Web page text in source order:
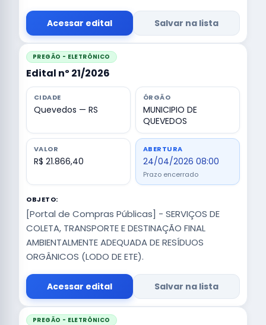
Acessar edital Salvar na lista
PREGÃO - ELETRÔNICO
Edital nº 21/2026
CIDADE
Quevedos — RS
ÓRGÃO
MUNICIPIO DE
QUEVEDOS
VALOR
R$ 21.866,40
ABERTURA
24/04/2026 08:00
Prazo encerrado
OBJETO:
[Portal de Compras Públicas] - SERVIÇOS DE
COLETA, TRANSPORTE E DESTINAÇÃO FINAL
AMBIENTALMENTE ADEQUADA DE RESÍDUOS
ORGÂNICOS (LODO DE ETE).
Acessar edital Salvar na lista
PREGÃO - ELETRÔNICO